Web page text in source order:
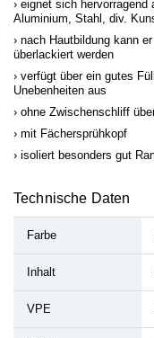
eignet sich hervorragend
Aluminium, Stahl, div.
nach Hautbildung kann
überlackiert werden
verfügt über ein gutes
Unebenheiten aus
ohne Zwischenschliff
mit Fächersprühkopf
isoliert besonders gut
Technische Daten
Farbe
Inhalt
VPE